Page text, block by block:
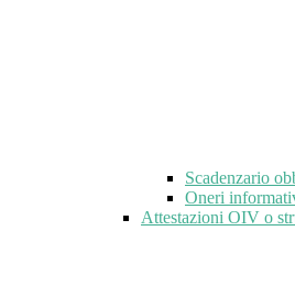
Scadenzario
Oneri
Attestazioni OIV o